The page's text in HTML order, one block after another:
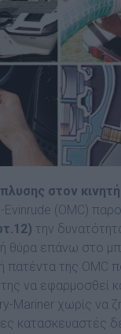
στον
(ΟΜC)
την
θύρα επάνω στο
πατέντα της OMC
να εφαρµοσθεί
Mariner χωρίς να
κατασκευαστές